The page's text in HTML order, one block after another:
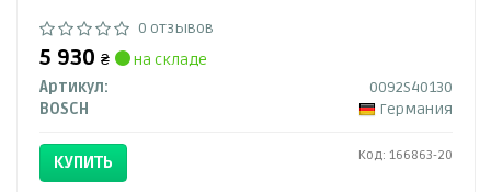
0 отзывов
5 930 ₴
на складе
Артикул:
0092S40130
BOSCH
Германия
КУПИТЬ Код: 166863-20